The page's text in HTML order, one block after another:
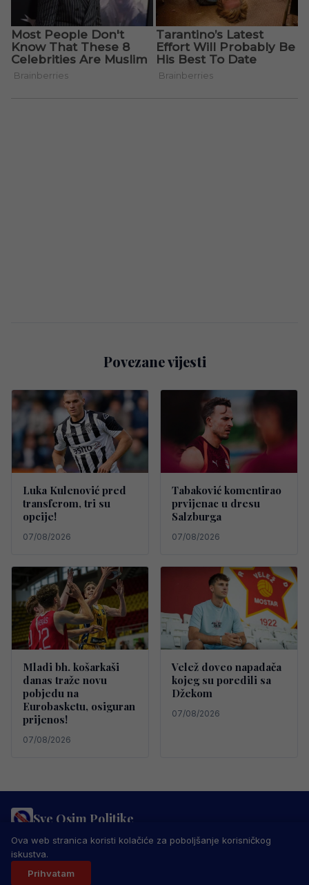
Povezane vijesti
Luka Kulenović pred
transferom, tri su
opcije!
07/08/2026
Tabaković komentirao
prvijenac u dresu
Salzburga
07/08/2026
Mladi bh. košarkaši
danas traže novu
pobjedu na
Eurobasketu, osiguran
prijenos!
07/08/2026
Velež doveo napadača
kojeg su poredili sa
Džekom
07/08/2026
Sve Osim Politike
PRAVILA PRIVATNOSTI MARKETING
USLOVI KORIŠTENJA
IMPRESSUM
© 2026 Sve Osim Politike. Sva prava zadržana.
Ova web stranica koristi kolačiće za poboljšanje korisničkog
iskustva.
Prihvatam